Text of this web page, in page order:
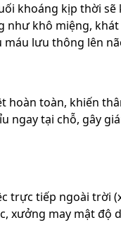
khoáng kịp thời
khô miệng,
máu lưu thông lên
toàn, khiến
ngay tại chỗ, gây
trực tiếp ngoài trời
xưởng may mật độ